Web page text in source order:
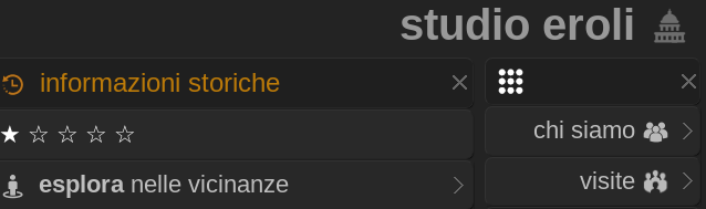
studio eroli
chi siamo
visite
informazioni storiche
★ ☆ ☆ ☆ ☆
esplora nelle vicinanze